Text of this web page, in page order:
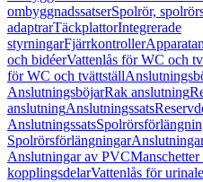
ombyggnadssatserSpolrör,
adaptrarTäckplattorIntegrerade
styrningarFjärrkontroller
och bidéerVattenlås för WC och
för WC och tvättställ
AnslutningsböjarRak anslutning
anslutningAnslutningssats
Anslutningssats
Spolrörsförlängningar
Anslutningar av PVC
kopplingsdelarVattenlås för